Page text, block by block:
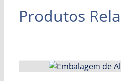
Produtos